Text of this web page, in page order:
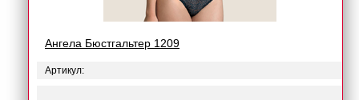
Ангела Бюстгальтер 1209
Артикул: